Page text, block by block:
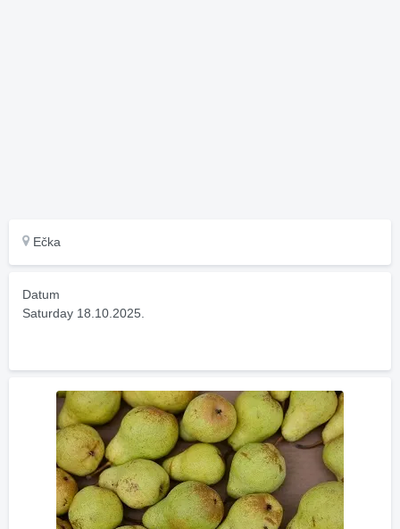
Ečka
Datum
Saturday 18.10.2025.